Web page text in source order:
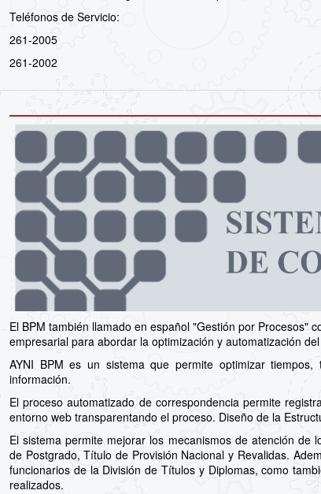
Teléfonos de Servicio:
261-2005
261-2002
El BPM también llamado en español "Gestión por Procesos"
empresarial para abordar la optimización y automatización
AYNI BPM es un sistema que permite optimizar
información.
El proceso automatizado de correspondencia permite
entorno web transparentando el proceso. Diseño de la
El sistema permite mejorar los mecanismos de atención de
de Postgrado, Título de Provisión Nacional y Revalidas.
funcionarios de la División de Títulos y Diplomas, como
realizados.